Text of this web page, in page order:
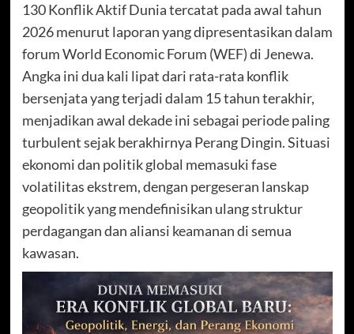
130 Konflik Aktif Dunia tercatat pada awal tahun
2026 menurut laporan yang dipresentasikan dalam
forum World Economic Forum (WEF) di Jenewa.
Angka ini dua kali lipat dari rata-rata konflik
bersenjata yang terjadi dalam 15 tahun terakhir,
menjadikan awal dekade ini sebagai periode paling
turbulent sejak berakhirnya Perang Dingin. Situasi
ekonomi dan politik global memasuki fase
volatilitas ekstrem, dengan pergeseran lanskap
geopolitik yang mendefinisikan ulang struktur
perdagangan dan aliansi keamanan di semua
kawasan.